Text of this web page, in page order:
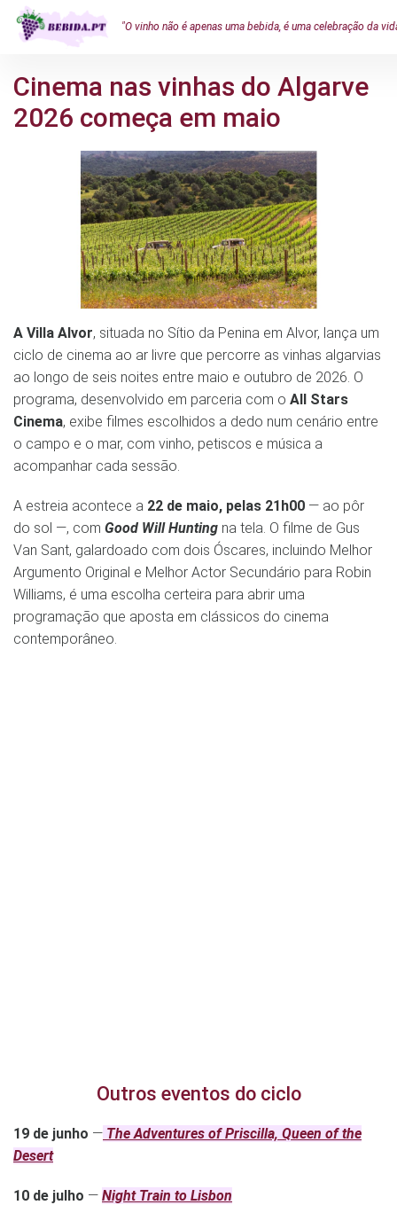
"O vinho não é apenas uma bebida, é uma celebração da
Cinema nas vinhas do Algarve
2026 começa em maio
A Villa Alvor, situada no Sítio da Penina em Alvor, lança um
ciclo de cinema ao ar livre que percorre as vinhas algarvias
ao longo de seis noites entre maio e outubro de 2026. O
programa, desenvolvido em parceria com o All Stars
Cinema, exibe filmes escolhidos a dedo num cenário entre
o campo e o mar, com vinho, petiscos e música a
acompanhar cada sessão.
A estreia acontece a 22 de maio, pelas 21h00 — ao pôr
do sol —, com Good Will Hunting na tela. O filme de Gus
Van Sant, galardoado com dois Óscares, incluindo Melhor
Argumento Original e Melhor Actor Secundário para Robin
Williams, é uma escolha certeira para abrir uma
programação que aposta em clássicos do cinema
contemporâneo.
Outros eventos do ciclo
19 de junho — The Adventures of Priscilla, Queen of the
Desert
10 de julho — Night Train to Lisbon